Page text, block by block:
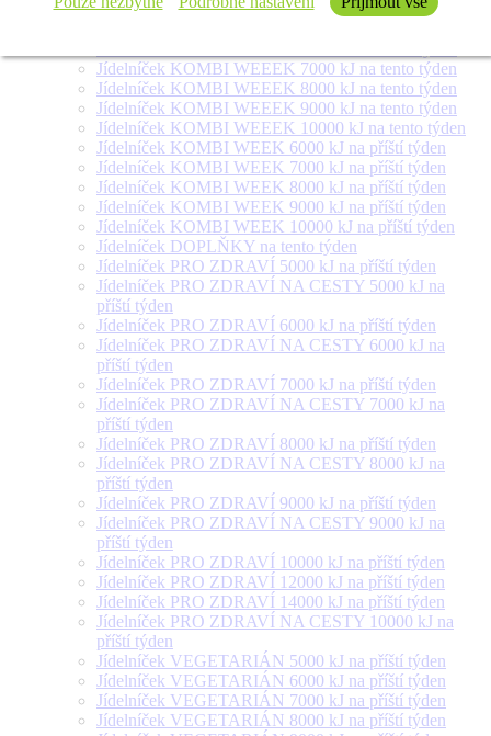
týden
Jídelníček KOMBI WEEEK 7000 kJ na tento týden
Jídelníček KOMBI WEEEK 8000 kJ na tento týden
Jídelníček KOMBI WEEEK 9000 kJ na tento týden
Jídelníček KOMBI WEEEK 10000 kJ na tento týden
Jídelníček KOMBI WEEK 6000 kJ na příští týden
Jídelníček KOMBI WEEK 7000 kJ na příští týden
Jídelníček KOMBI WEEK 8000 kJ na příští týden
Jídelníček KOMBI WEEK 9000 kJ na příští týden
Jídelníček KOMBI WEEK 10000 kJ na příští týden
Jídelníček DOPLŇKY na tento týden
Jídelníček PRO ZDRAVÍ 5000 kJ na příští týden
Jídelníček PRO ZDRAVÍ NA CESTY 5000 kJ na
příští týden
Jídelníček PRO ZDRAVÍ 6000 kJ na příští týden
Jídelníček PRO ZDRAVÍ NA CESTY 6000 kJ na
příští týden
Jídelníček PRO ZDRAVÍ 7000 kJ na příští týden
Jídelníček PRO ZDRAVÍ NA CESTY 7000 kJ na
příští týden
Jídelníček PRO ZDRAVÍ 8000 kJ na příští týden
Jídelníček PRO ZDRAVÍ NA CESTY 8000 kJ na
příští týden
Jídelníček PRO ZDRAVÍ 9000 kJ na příští týden
Jídelníček PRO ZDRAVÍ NA CESTY 9000 kJ na
příští týden
Jídelníček PRO ZDRAVÍ 10000 kJ na příští týden
Jídelníček PRO ZDRAVÍ 12000 kJ na příští týden
Jídelníček PRO ZDRAVÍ 14000 kJ na příští týden
Jídelníček PRO ZDRAVÍ NA CESTY 10000 kJ na
příští týden
Jídelníček VEGETARIÁN 5000 kJ na příští týden
Jídelníček VEGETARIÁN 6000 kJ na příští týden
Jídelníček VEGETARIÁN 7000 kJ na příští týden
Jídelníček VEGETARIÁN 8000 kJ na příští týden